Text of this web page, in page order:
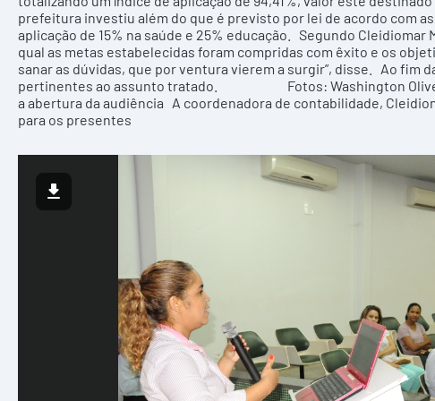
prefeitura investiu além do que é previsto por lei de acordo com
aplicação de 15% na saúde e 25% educação. Segundo
qual as metas estabelecidas foram compridas com êxito e os
sanar as dúvidas, que por ventura vierem a surgir”, disse. Ao fim
pertinentes ao assunto tratado. Fotos: Washington Oliveira
a abertura da audiência A coordenadora de contabilidade,
para os presentes